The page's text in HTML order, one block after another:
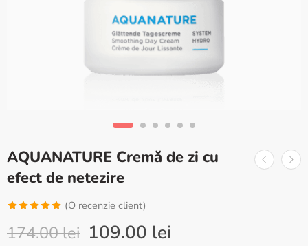
AQUANATURE Cremă de zi cu
efect de netezire
5.00din 5
(O recenzie client)
174.00lei 109.00 lei